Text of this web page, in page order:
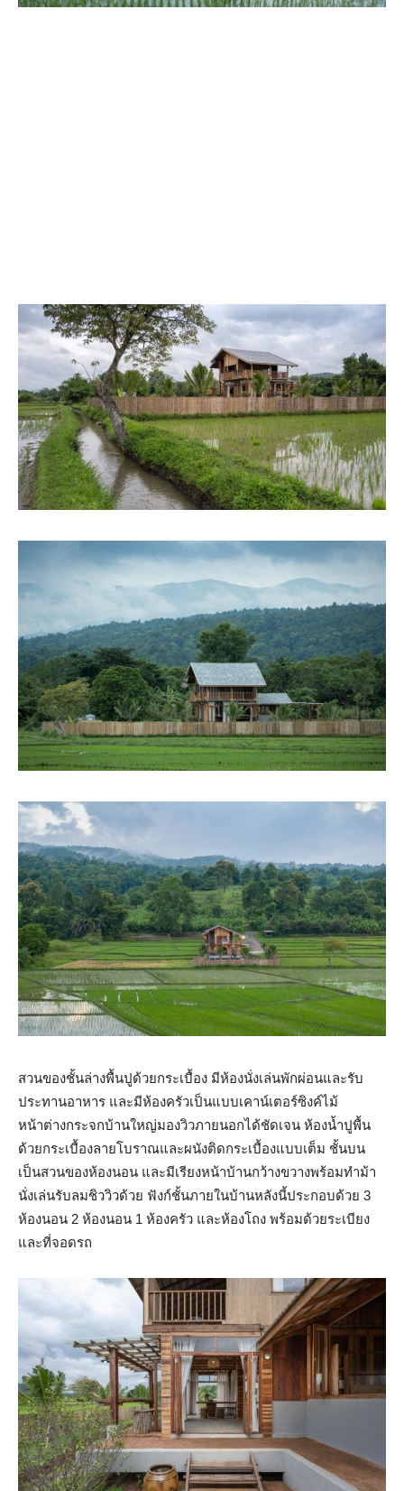
สวนของชั้นล่างพื้นปูด้วยกระเบื้อง มีห้องนั่งเล่นพักผ่อนและรับ
ประทานอาหาร และมีห้องครัวเป็นแบบเคาน์เตอร์ซิงค์ไม้
หน้าต่างกระจกบ้านใหญ่มองวิวภายนอกได้ชัดเจน ห้องน้ำปูพื้น
ด้วยกระเบื้องลายโบราณและผนังติดกระเบื้องแบบเต็ม ชั้นบน
เป็นสวนของห้องนอน และมีเรียงหน้าบ้านกว้างขวางพร้อมทำม้า
นั่งเล่นรับลมชิววิวด้วย ฟังก์ชั้นภายในบ้านหลังนี้ประกอบด้วย 3
ห้องนอน 2 ห้องนอน 1 ห้องครัว และห้องโถง พร้อมด้วยระเบียง
และที่จอดรถ